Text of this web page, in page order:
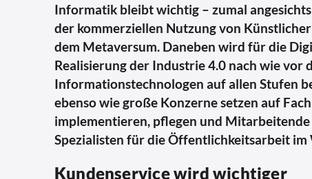
Informatik bleibt wichtig – zumal
der kommerziellen Nutzung von
dem Metaversum. Daneben wird für die
Realisierung der Industrie 4.0 nach wie vor
Informationstechnologen auf allen Stufen
ebenso wie große Konzerne setzen auf
implementieren, pflegen und
Spezialisten für die Öffentlichkeitsarbeit im
Kundenservice wird wichtiger